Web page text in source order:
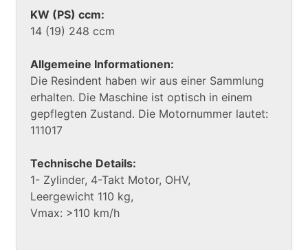
KW (PS) ccm:
14 (19) 248 ccm
Allgemeine Informationen:
Die Resindent haben wir aus einer Sammlung
erhalten. Die Maschine ist optisch in einem
gepflegten Zustand. Die Motornummer lautet:
111017
Technische Details:
1- Zylinder, 4-Takt Motor, OHV,
Leergewicht 110 kg,
Vmax: >110 km/h